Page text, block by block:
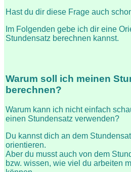
Hast du dir diese Frage auch
Im Folgenden gebe ich dir eine
Stundensatz berechnen kannst.
Warum soll ich meinen
berechnen?
Warum kann ich nicht einfach
einen Stundensatz verwenden?
Du kannst dich an dem
orientieren.
Aber du musst auch von dem
bzw. wissen, wie viel du arbeiten